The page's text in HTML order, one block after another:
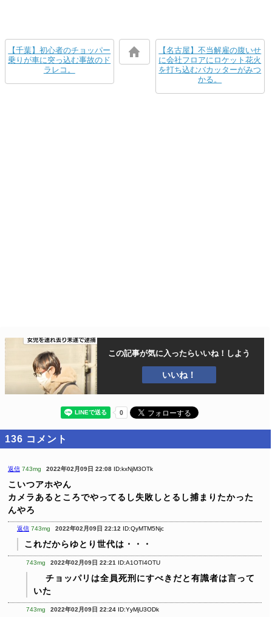
【千葉】初心者のチョッパー
乗りが車に突っ込む事故のド
ラレコ。
【名古屋】不当解雇の腹いせ
に会社フロアにロケット花火
を打ち込むバカッターがみつ
かる。
この記事が気に入ったらいいね！しよう
いいね！
136 コメント
返信 743mg 2022年02月09日 22:08 ID:kxNjM3OTk
こいつアホやん
カメラあるところでやってるし失敗しとるし捕まりたかった
んやろ
返信 743mg 2022年02月09日 22:12 ID:QyMTM5Njc
これだからゆとり世代は・・・
743mg 2022年02月09日 22:21 ID:A1OTI4OTU
チョッパリは全員死刑にすべきだと有識者は言って
いた
743mg 2022年02月09日 22:24 ID:YyMjU3ODk